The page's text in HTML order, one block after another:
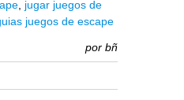
, jugar juegos de
juegos de escape
por bñ